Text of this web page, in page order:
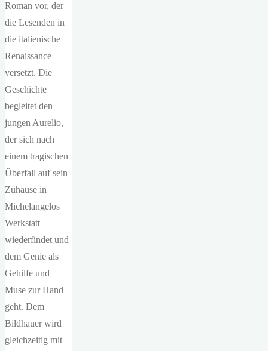
Roman vor, der
die Lesenden in
die italienische
Renaissance
versetzt. Die
Geschichte
begleitet den
jungen Aurelio,
der sich nach
einem tragischen
Überfall auf sein
Zuhause in
Michelangelos
Werkstatt
wiederfindet und
dem Genie als
Gehilfe und
Muse zur Hand
geht. Dem
Bildhauer wird
gleichzeitig mit